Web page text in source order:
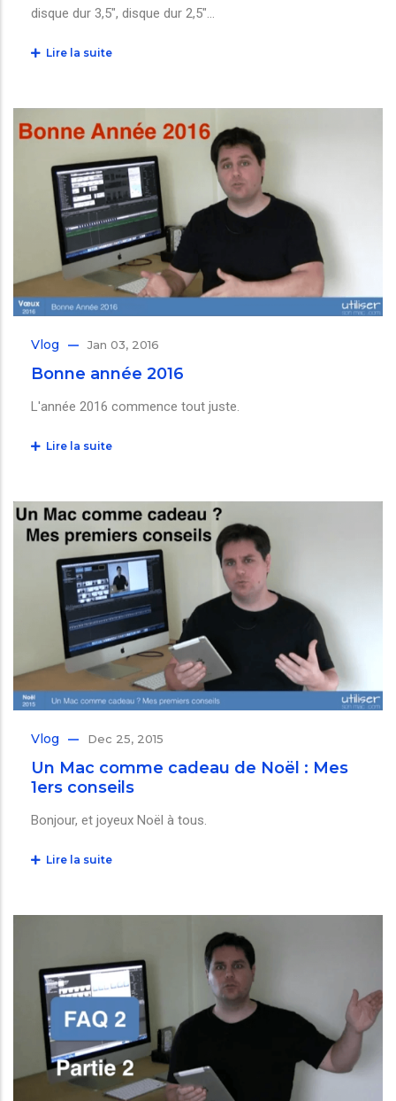
disque dur 3,5", disque dur 2,5"...
Lire la suite
Vlog Jan 03, 2016
Bonne année 2016
L'année 2016 commence tout juste.
Lire la suite
Vlog Dec 25, 2015
Un Mac comme cadeau de Noël : Mes
1ers conseils
Bonjour, et joyeux Noël à tous.
Lire la suite